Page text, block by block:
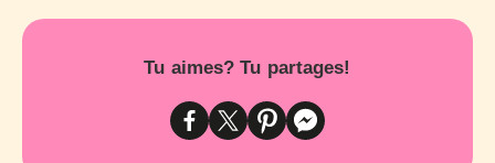
Tu aimes? Tu partages!